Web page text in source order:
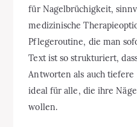
für Nagelbrüchigkeit,
medizinische
Pflegeroutine, die man
Text ist so strukturiert,
Antworten als auch
ideal für alle, die ihre
wollen.